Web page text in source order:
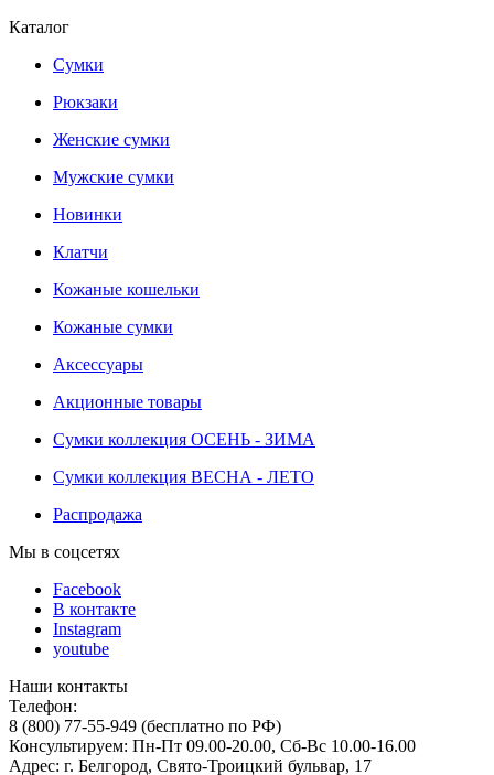
Каталог
Сумки
Рюкзаки
Женские сумки
Мужские сумки
Новинки
Клатчи
Кожаные кошельки
Кожаные сумки
Аксессуары
Акционные товары
Сумки коллекция ОСЕНЬ - ЗИМА
Сумки коллекция ВЕСНА - ЛЕТО
Распродажа
Мы в соцсетях
Facebook
В контакте
Instagram
youtube
Наши контакты
Телефон:
8 (800) 77-55-949 (бесплатно по РФ)
Консультируем: Пн-Пт 09.00-20.00, Сб-Вс 10.00-16.00
Адрес: г. Белгород, Свято-Троицкий бульвар, 17